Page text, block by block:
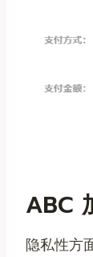
ABC
隐私性方